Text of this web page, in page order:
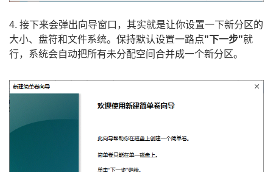
4. 接下来会弹出向导窗口，其实就是让你设置一下新分区的
大小、盘符和文件系统。保持默认设置一路点"下一步"就
行，系统会自动把所有未分配空间合并成一个新分区。